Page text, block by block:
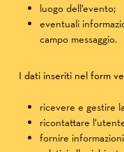
luogo dell’evento;
eventuali
campo messaggio.
I dati inseriti nel form
ricevere e gestire
ricontattare
fornire